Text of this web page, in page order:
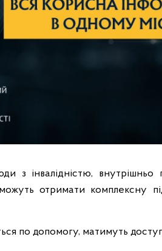
з інвалідністю, внутрішньо
отримати комплексну
по допомогу, матимуть